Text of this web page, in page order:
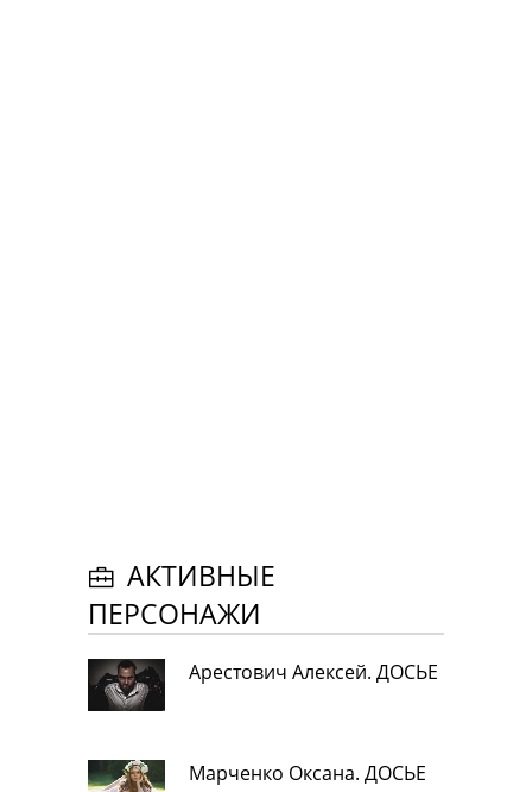
АКТИВНЫЕ
ПЕРСОНАЖИ
Арестович Алексей. ДОСЬЕ
Марченко Оксана. ДОСЬЕ